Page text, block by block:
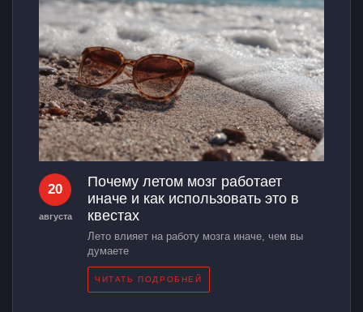
20
августа
Почему летом мозг работает
иначе и как использовать это в
квестах
Лето влияет на работу мозга иначе, чем вы
думаете
ЧИТАТЬ ПОДРОБНЕЙ